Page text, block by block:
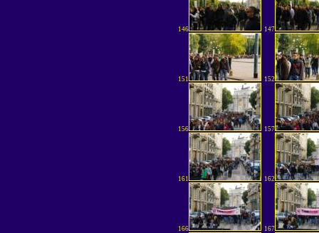
146 147
151 152
156 157
161 162
166 167